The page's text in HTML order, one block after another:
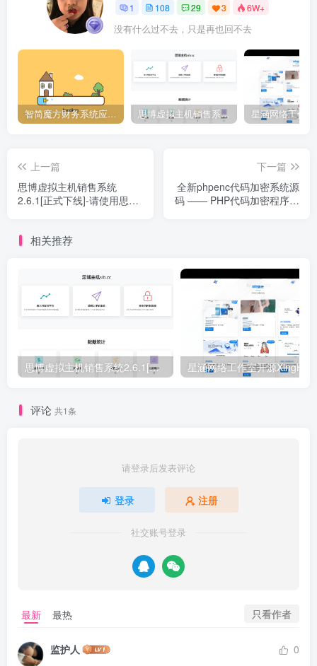
1 108 29 3 6W+
没有什么过不去，只是再也回不去
智简魔方财务系统应用下载中心,插件大全 思博虚拟主机销售系统2.6.1[正式下线]-请使用思博业务系统免费授权
上一篇
思博虚拟主机销售系统
2.6.1[正式下线]-请使用思博
下一篇
全新phpenc代码加密系统源
码 —— PHP代码加密程序源
相关推荐
思博虚拟主机销售系统2.6.1[正式下线]-请使用思博业务系统免费授权
评论 共1条
请登录后发表评论
登录 注册
社交账号登录
最新 最热 只看作者
监护人
0